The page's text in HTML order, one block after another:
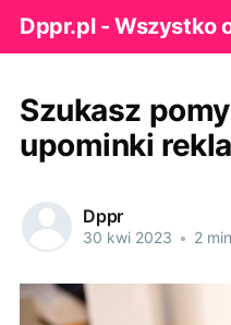
Dppr.pl - Wszystko
Szukasz
upominki
Dppr
30 kwi 2023 • 2